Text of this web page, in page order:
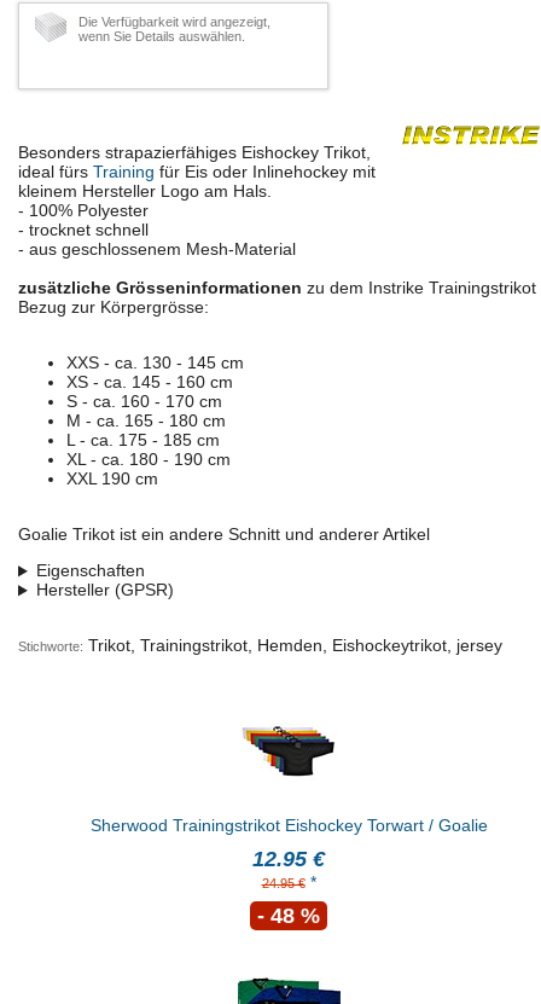
Die Verfügbarkeit wird angezeigt,
wenn Sie Details auswählen.
Besonders strapazierfähiges Eishockey Trikot,
ideal fürs Training für Eis oder Inlinehockey mit
kleinem Hersteller Logo am Hals.
- 100% Polyester
- trocknet schnell
- aus geschlossenem Mesh-Material
zusätzliche Grösseninformationen zu dem Instrike Trainingstrikot
Bezug zur Körpergrösse:
XXS - ca. 130 - 145 cm
XS - ca. 145 - 160 cm
S - ca. 160 - 170 cm
M - ca. 165 - 180 cm
L - ca. 175 - 185 cm
XL - ca. 180 - 190 cm
XXL 190 cm
Goalie Trikot ist ein andere Schnitt und anderer Artikel
Eigenschaften
Hersteller (GPSR)
Stichworte: Trikot, Trainingstrikot, Hemden, Eishockeytrikot, jersey
Sherwood Trainingstrikot Eishockey Torwart / Goalie
12.95 €
24.95 €*
- 48 %